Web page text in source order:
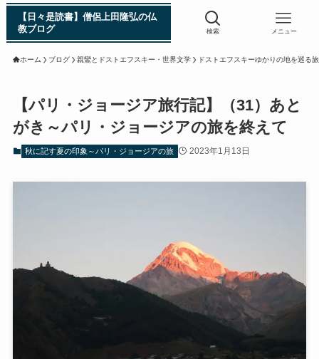
浄土真宗入門 親鸞伝
シン日本仏教史
インド・スリランカ仏跡紀行
第一次インド遠征～ガンジス川の聖地を訪ねて
第二次インド遠征～インド中南部の遺跡を訪ねて
【日々是読書】僧侶上田隆弘の仏
教ブログ
検索 メニュー
ホーム ブログ 親鸞とドストエフスキー・世界文学 ドストエフスキーゆかりの地を巡る旅
【パリ・ジョージア旅行記】（31）あと
がき～パリ・ジョージアの旅を終えて
秋に記す夏の印象～パリ・ジョージアの旅 2023年1月13日